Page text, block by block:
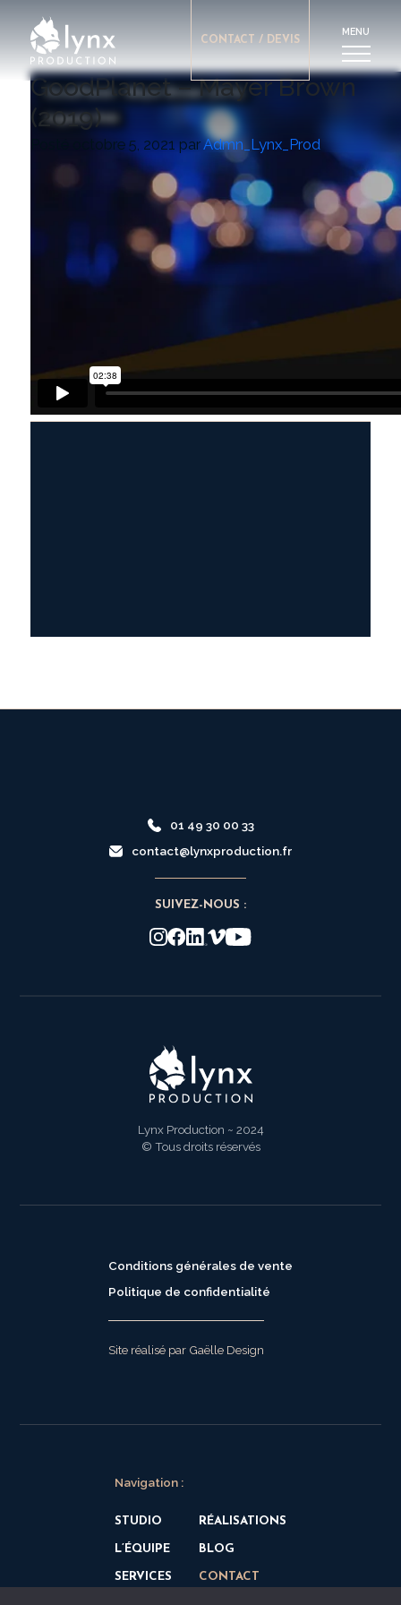
MENU
CONTACT / DEVIS
GoodPlanet – Mayer Brown
(2019)
octobre 5, 2021 parAdmn_Lynx_Prod
01 49 30 00 33
contact@lynxproduction.fr
SUIVEZ-NOUS :
Lynx Production ~ 2024
© Tous droits réservés
Conditions générales de vente
Politique de confidentialité
Site réalisé par Gaëlle Design
Navigation :
STUDIO
L’ÉQUIPE
SERVICES
RÉALISATIONS
BLOG
CONTACT